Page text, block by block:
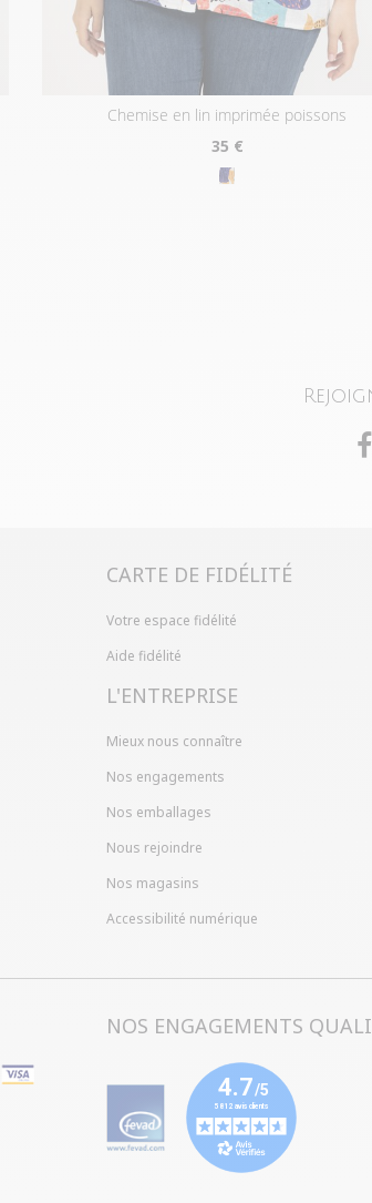
chemise en lin imprimée poissons
35 €
CARTE DE FIDÉLITÉ
Votre espace fidélité
Aide fidélité
L'ENTREPRISE
Mieux nous connaître
Nos engagements
Nos emballages
Nous rejoindre
Nos magasins
Accessibilité numérique
NOS ENGAGEMENTS